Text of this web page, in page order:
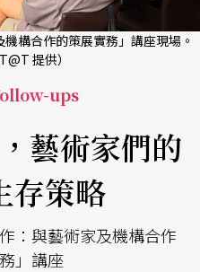
構合作的策展實務」講座現場。
提供）
ups
藝術家們的
存策略
：與藝術家及機構合作
」講座